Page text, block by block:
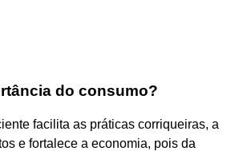
do consumo?
facilita as práticas corriqueiras, a
e fortalece a economia, pois da